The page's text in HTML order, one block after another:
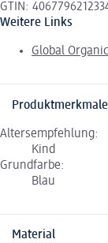
GTIN:
Weitere Links
Global
Produktmerkmale
Altersempfehlung:
Kind
Grundfarbe:
Blau
Material